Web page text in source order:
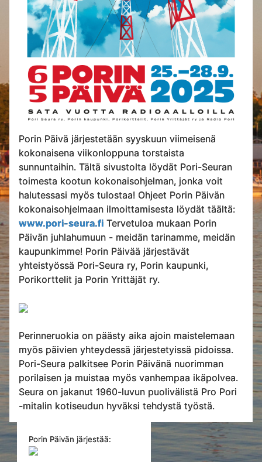
Porin Päivä järjestetään syyskuun viimeisenä
kokonaisena viikonloppuna torstaista
sunnuntaihin. Tältä sivustolta löydät Pori-Seuran
toimesta kootun kokonaisohjelman, jonka voit
halutessasi myös tulostaa! Ohjeet Porin Päivän
kokonaisohjelmaan ilmoittamisesta löydät täältä:
www.pori-seura.fi Tervetuloa mukaan Porin
Päivän juhlahumuun - meidän tarinamme, meidän
kaupunkimme! Porin Päivää järjestävät
yhteistyössä Pori-Seura ry, Porin kaupunki,
Porikorttelit ja Porin Yrittäjät ry.
Perinneruokia on päästy aika ajoin maistelemaan
myös päivien yhteydessä järjestetyissä pidoissa.
Pori-Seura palkitsee Porin Päivänä nuorimman
porilaisen ja muistaa myös vanhempaa ikäpolvea.
Seura on jakanut 1960-luvun puolivälistä Pro Pori
-mitalin kotiseudun hyväksi tehdystä työstä.
Porin Päivän järjestää: